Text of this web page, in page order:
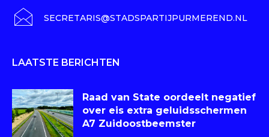
SECRETARIS@STADSPARTIJPURMEREND.NL
LAATSTE BERICHTEN
Raad van State oordeelt negatief
over eis extra geluidsschermen
A7 Zuidoostbeemster